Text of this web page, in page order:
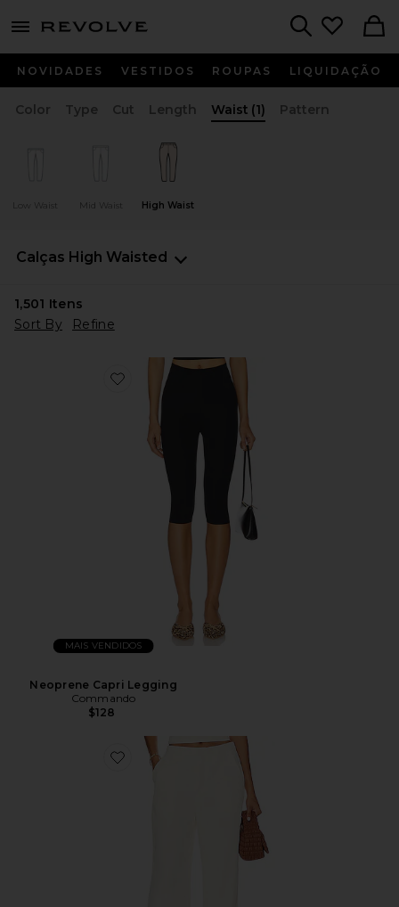
menu - shows more content
NOVIDADES VESTIDOS ROUPAS LIQUIDAÇÃO
Color Type Cut Length Waist (1) Pattern
Low Waist Mid Waist High Waist
Calças High Waisted
1,501 Itens
Sort By
Refine
MAIS VENDIDOS
Neoprene Capri Legging
Commando
$128